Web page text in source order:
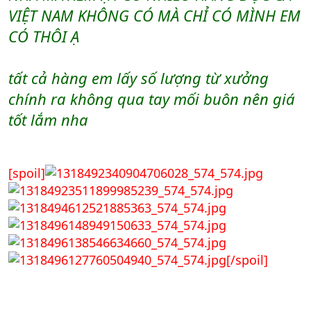
VIỆT NAM KHÔNG CÓ MÀ CHỈ CÓ MÌNH EM
CÓ THÔI Ạ
tất cả hàng em lấy số lượng từ xưởng
chính ra không qua tay mối buôn nên giá
tốt lắm nha
[spoil]
[/spoil]